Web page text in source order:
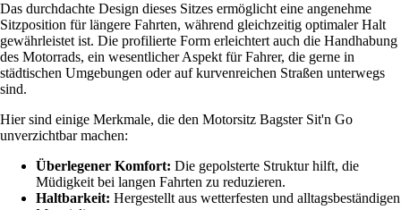
Das durchdachte Design dieses Sitzes ermöglicht eine angenehme
Sitzposition für längere Fahrten, während gleichzeitig optimaler Halt
gewährleistet ist. Die profilierte Form erleichtert auch die Handhabung
des Motorrads, ein wesentlicher Aspekt für Fahrer, die gerne in
städtischen Umgebungen oder auf kurvenreichen Straßen unterwegs
sind.
Hier sind einige Merkmale, die den Motorsitz Bagster Sit'n Go
unverzichtbar machen:
Überlegener Komfort: Die gepolsterte Struktur hilft, die
Müdigkeit bei langen Fahrten zu reduzieren.
Haltbarkeit: Hergestellt aus wetterfesten und alltagsbeständigen